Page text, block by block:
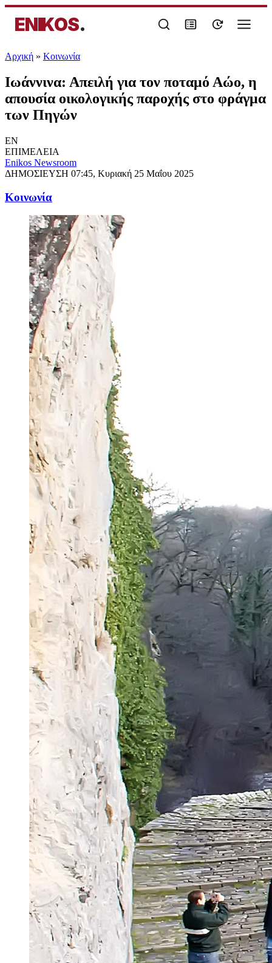
ENIKOS.
Αρχική » Κοινωνία
Ιωάννινα: Απειλή για τον ποταμό Αώο, η
απουσία οικολογικής παροχής στο φράγμα
των Πηγών
EN
ΕΠΙΜΕΛΕΙΑ
Enikos Newsroom
ΔΗΜΟΣΙΕΥΣΗ 07:45, Κυριακή 25 Μαΐου 2025
Κοινωνία